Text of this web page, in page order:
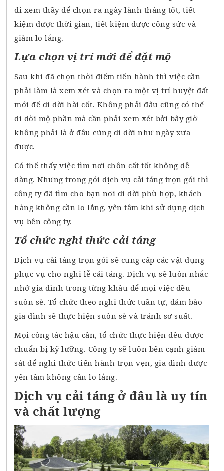
đi xem thầy để chọn ra ngày lành tháng tốt, tiết
kiệm được thời gian, tiết kiệm được công sức và
giảm lo lắng.
Lựa chọn vị trí mới để đặt mộ
Sau khi đã chọn thời điểm tiến hành thì việc cần
phải làm là xem xét và chọn ra một vị trí huyệt đất
mới để di dời hài cốt. Không phải đâu cũng có thể
di dời mộ phần mà cần phải xem xét bởi bây giờ
không phải là ở đâu cũng di dời như ngày xưa
được.
Có thể thấy việc tìm nơi chôn cất tốt không dễ
dàng. Nhưng trong gói dịch vụ cải táng trọn gói thì
công ty đã tìm cho bạn nơi di dời phù hợp, khách
hàng không cần lo lắng, yên tâm khi sử dụng dịch
vụ bên công ty.
Tổ chức nghi thức cải táng
Dịch vụ cải táng trọn gói sẽ cung cấp các vật dụng
phục vụ cho nghi lễ cải táng. Dịch vụ sẽ luôn nhắc
nhở gia đình trong từng khâu để mọi việc đều
suôn sẻ. Tổ chức theo nghi thức tuần tự, đảm bảo
gia đình sẽ thực hiện suôn sẻ và tránh sơ suất.
Mọi công tác hậu cần, tổ chức thực hiện đều được
chuẩn bị kỹ lưỡng. Công ty sẽ luôn bên cạnh giám
sát để nghi thức tiến hành trọn vẹn, gia đình được
yên tâm không cần lo lắng.
Dịch vụ cải táng ở đâu là uy tín
và chất lượng